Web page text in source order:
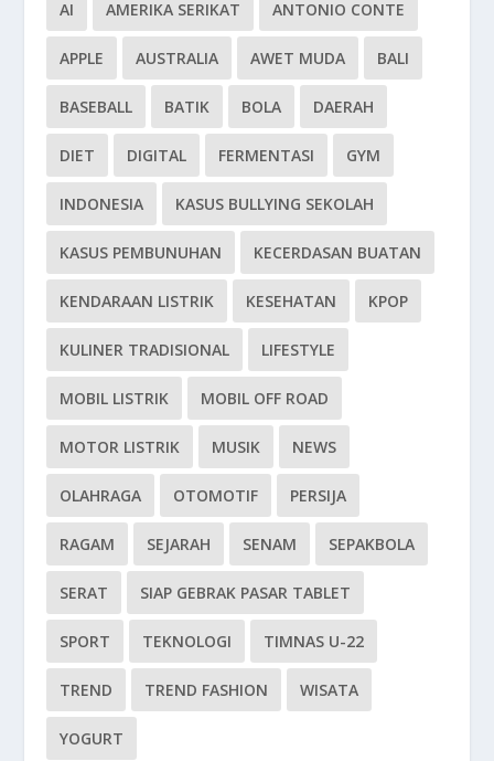
AI AMERIKA SERIKAT ANTONIO CONTE
APPLE AUSTRALIA AWET MUDA BALI
BASEBALL BATIK BOLA DAERAH
DIET DIGITAL FERMENTASI GYM
INDONESIA KASUS BULLYING SEKOLAH
KASUS PEMBUNUHAN KECERDASAN BUATAN
KENDARAAN LISTRIK KESEHATAN KPOP
KULINER TRADISIONAL LIFESTYLE
MOBIL LISTRIK MOBIL OFF ROAD
MOTOR LISTRIK MUSIK NEWS
OLAHRAGA OTOMOTIF PERSIJA
RAGAM SEJARAH SENAM SEPAKBOLA
SERAT SIAP GEBRAK PASAR TABLET
SPORT TEKNOLOGI TIMNAS U-22
TREND TREND FASHION WISATA
YOGURT